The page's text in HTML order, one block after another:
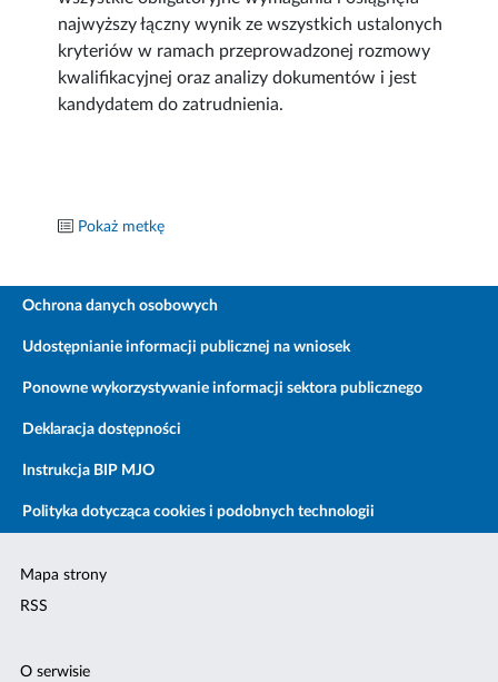
najwyższy łączny wynik ze wszystkich ustalonych
kryteriów w ramach przeprowadzonej rozmowy
kwalifikacyjnej oraz analizy dokumentów i jest
kandydatem do zatrudnienia.
Pokaż metkę
Ochrona danych osobowych
Udostępnianie informacji publicznej na wniosek
Ponowne wykorzystywanie informacji sektora publicznego
Deklaracja dostępności
Instrukcja BIP MJO
Polityka dotycząca cookies i podobnych technologii
Mapa strony
RSS
O serwisie